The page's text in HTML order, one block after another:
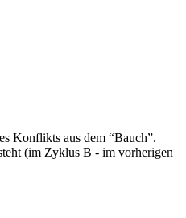
Konflikts aus dem “Bauch”.
(im Zyklus B - im vorherigen